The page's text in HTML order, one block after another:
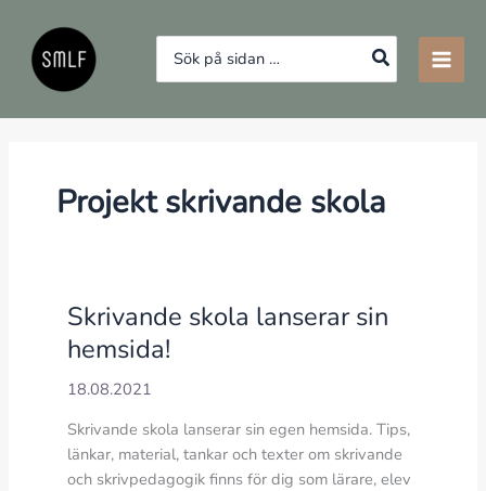
innehåll
Search
for:
Projekt skrivande skola
Skrivande skola lanserar sin
hemsida!
18.08.2021
Skrivande skola lanserar sin egen hemsida. Tips,
länkar, material, tankar och texter om skrivande
och skrivpedagogik finns för dig som lärare, elev